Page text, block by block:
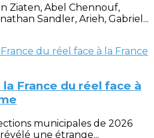
Ziaten, Abel Chennouf,
Sandler, Arieh, Gabriel...
France du réel face à
municipales de 2026
une étrange...